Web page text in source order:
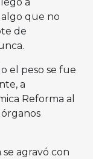
algo que no
de
el peso se fue
a
Reforma al
agravó con